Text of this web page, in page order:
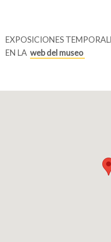
EXPOSICIONES
EN LAweb del museo